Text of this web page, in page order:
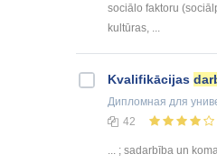
sociālo faktoru
kultūras, ...
Kvalifikācijas
Дипломная для
42
... ; sadarbība un